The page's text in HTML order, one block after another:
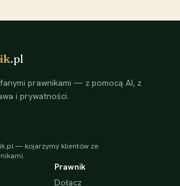
.pl
prawnikami — z pomocą AI, z
i prywatności.
— kojarzymy klientów ze
Prawnik
Dołącz